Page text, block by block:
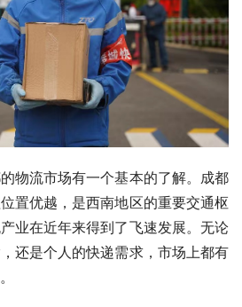
物流市场有一个基本的了解。成都
置优越，是西南地区的重要交通枢
业在近年来得到了飞速发展。无论
还是个人的快递需求，市场上都有